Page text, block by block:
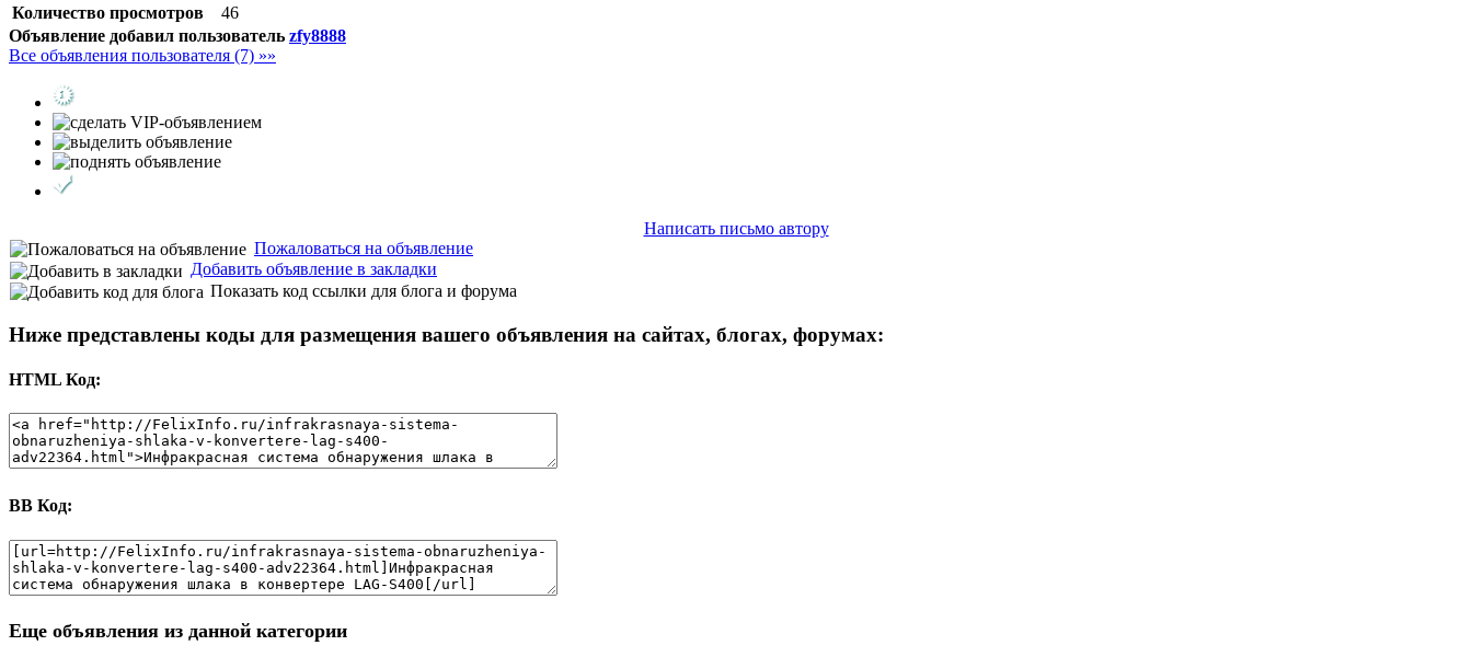
Количество просмотров
46
Объявление добавил пользователь zfy8888
Все объявления пользователя (7) »»
Написать письмо автору
Пожаловаться на объявление
Добавить объявление в закладки
Показать код ссылки для блога и форума
Ниже представлены коды для размещения вашего объявления на сайтах, блогах, форумах:
HTML Код:
BB Код:
Еще объявления из данной категории